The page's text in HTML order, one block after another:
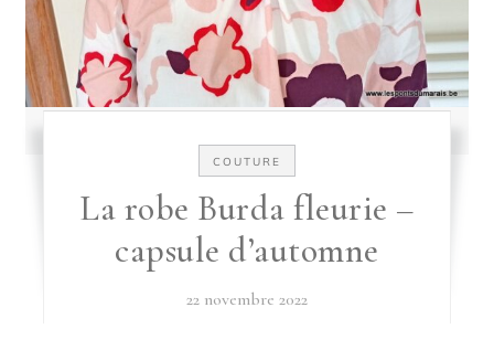
COUTURE
La robe Burda fleurie –
capsule d’automne
22 novembre 2022